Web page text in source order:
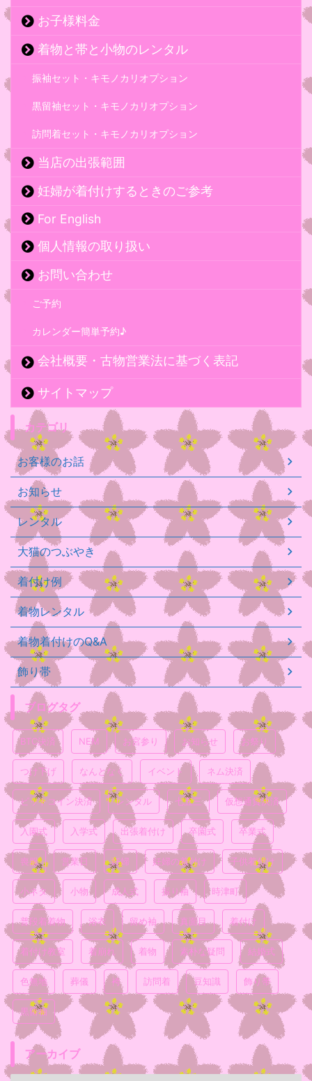
お子様料金
着物と帯と小物のレンタル
振袖セット・キモノカリオプション
黒留袖セット・キモノカリオプション
訪問着セット・キモノカリオプション
当店の出張範囲
妊婦が着付けするときのご参考
For English
個人情報の取り扱い
お問い合わせ
ご予約
カレンダー簡単予約♪
会社概要・古物営業法に基づく表記
サイトマップ
カテゴリ
お客様のお話
お知らせ
レンタル
大猫のつぶやき
着付け例
着物レンタル
着物着付けのQ&A
飾り帯
ブログタグ
BTC決済 NEM お宮参り お知らせ お祭り
つけ下げ なんとなく イベント ネム決済
ビットコイン決済 レンタル 七五三 仮想通貨決済
入園式 入学式 出張着付け 卒園式 卒業式
喪服 営業日 妊婦 妊婦の着付け 子供着付け
小ネタ 小物 成人式 振り袖 時津町
普段着着物 浴衣 留め袖 真面目 着付け
着付け教室 着崩れ 着物 素朴な疑問 結婚式
色無地 葬儀 袴 訪問着 豆知識 飾り帯
黒留袖
アーカイブ